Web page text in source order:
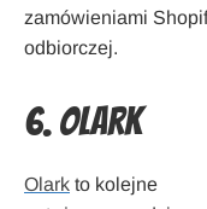
zamówieniami
odbiorczej.
6. Olark
Olark to kolejne